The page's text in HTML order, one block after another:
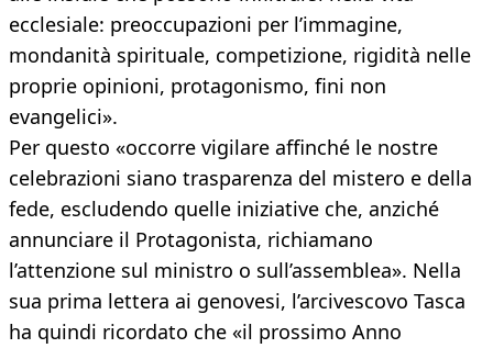
ecclesiale: preoccupazioni per l’immagine,
mondanità spirituale, competizione, rigidità nelle
proprie opinioni, protagonismo, fini non
evangelici».
Per questo «occorre vigilare affinché le nostre
celebrazioni siano trasparenza del mistero e della
fede, escludendo quelle iniziative che, anziché
annunciare il Protagonista, richiamano
l’attenzione sul ministro o sull’assemblea». Nella
sua prima lettera ai genovesi, l’arcivescovo Tasca
ha quindi ricordato che «il prossimo Anno